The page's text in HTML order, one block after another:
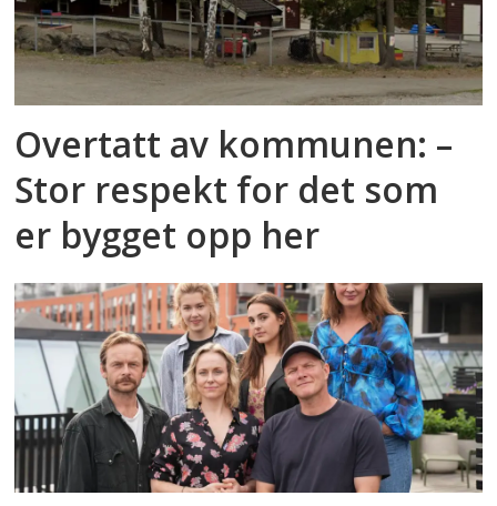
Overtatt av kommunen: –
Stor respekt for det som
er bygget opp her